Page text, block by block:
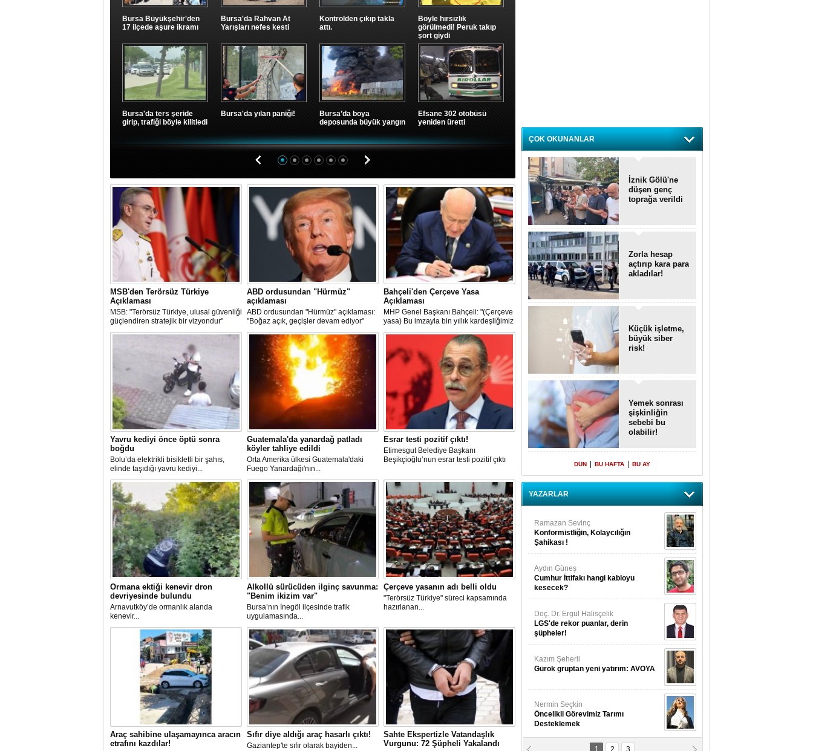
06 Ağustos 2026 Perşembe 12:32
06 Ağustos 2026 Perşembe 12:30
Bursa Büyükşehir Belediyesi, içme suyu arz
güvenliğini...
06 Ağustos 2026 Perşembe 12:23
Bir adımla hayata tutundu, motosikletli duvara çarparak
can verdi
06 Ağustos 2026 Perşembe 12:20
Mahalleyi savaş alanına çevirdi, alkollü kadın sürücü
karıştığı kazayı unuttu
05 Ağustos 2026 Çarşamba 15:06
Küresel ekonomide artan korumacılık eğilimleri...
Bursa Büyükşehir'den
17 ilçede aşure ikramı
Bursa'da Rahvan At
Yarışları nefes kesti
Kontrolden çıkıp takla
attı.
Böyle hırsızlık
görülmedi! Peruk takıp
şort giydi
Bursa'da ters şeride
girip, trafiği böyle kilitledi
Bursa'da yılan paniği!
Bursa’da boya
deposunda büyük yangın
Efsane 302 otobüsü
yeniden üretti
MSB'den Terörsüz Türkiye
Açıklaması
MSB: "Terörsüz Türkiye, ulusal güvenliği
güçlendiren stratejik bir vizyondur"
ABD ordusundan "Hürmüz"
açıklaması
ABD ordusundan "Hürmüz" açıklaması:
"Boğaz açık, geçişler devam ediyor"
Bahçeli'den Çerçeve Yasa
Açıklaması
MHP Genel Başkanı Bahçeli: "(Çerçeve
yasa) Bu imzayla bin yıllık kardeşliğimiz
bir kez daha tescillenmiştir"
Yavru kediyi önce öptü sonra
boğdu
Bolu’da elektrikli bisikletli bir şahıs,
elinde taşıdığı yavru kediyi...
Guatemala'da yanardağ patladı
köyler tahliye edildi
Orta Amerika ülkesi Guatemala'daki
Fuego Yanardağı'nın...
Esrar testi pozitif çıktı!
Etimesgut Belediye Başkanı
Beşikçioğlu’nun esrar testi pozitif çıktı
Ormana ektiği kenevir dron
devriyesinde bulundu
Arnavutköy’de ormanlık alanda
kenevir...
Alkollü sürücüden ilginç savunma:
"Benim ikizim var"
Bursa’nın İnegöl ilçesinde trafik
uygulamasında...
Çerçeve yasanın adı belli oldu
"Terörsüz Türkiye" süreci kapsamında
hazırlanan...
Araç sahibine ulaşamayınca aracın
etrafını kazdılar!
Sıfır diye aldığı araç hasarlı çıktı!
Gaziantep'te sıfır olarak bayiden...
Sahte Ekspertizle Vatandaşlık
Vurgunu: 72 Şüpheli Yakalandı
ÇOK OKUNANLAR
İznik Gölü'ne
düşen genç
toprağa verildi
Zorla hesap
açtırıp kara para
akladılar!
Küçük işletme,
büyük siber
risk!
Yemek sonrası
şişkinliğin
sebebi bu
olabilir!
DÜN BU HAFTA BU AY
YAZARLAR
Ramazan Sevinç
Konformistliğin, Kolaycılığın
Şahikası !
Aydın Güneş
Cumhur İttifakı hangi kabloyu
kesecek?
Doç. Dr. Ergül Halisçelik
LGS'de rekor puanlar, derin
şüpheler!
Kazım Şeherli
Gürok gruptan yeni yatırım: AVOYA
Nermin Seçkin
Öncelikli Görevimiz Tarımı
Desteklemek
1 2 3